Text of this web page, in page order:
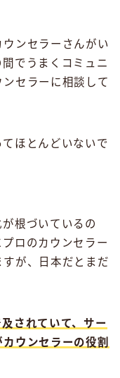
ンセラーさんがい
でうまくコミュニ
セラーに相談して
ほとんどいないで
根づいているの
ロのカウンセラー
が、日本だとまだ
されていて、サー
ウンセラーの役割